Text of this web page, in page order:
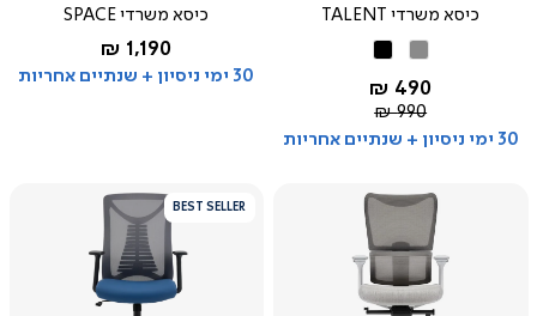
rating
כיסא משרדי TALENT
החל מ-
490 ₪
מחיר
רגיל
990 ₪
30 ימי ניסיון + שנתיים אחריות
rating
כיסא משרדי SPACE
החל מ-
1,190 ₪
30 ימי ניסיון + שנתיים אחריות
אפור
צפייה
BEST SELLER
צפייה